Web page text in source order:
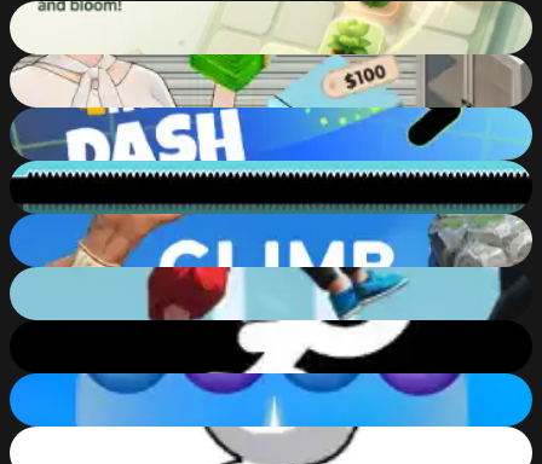
Merge Garden
60
Bid Wars 1: Auction Simulator
86
Vex Hyper Dash
71%
Dualight - A Reflected Game
73%
Climb Up!
81
Flip Master
74
Stickman Jump
75
Number Bubble Shooter
70
Color Runner